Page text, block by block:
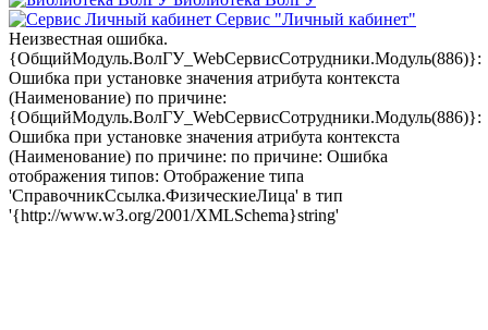
Сервис "Личный кабинет"
Неизвестная ошибка.
{ОбщийМодуль.ВолГУ_WebСервисСотрудники.Модуль(886)}:
Ошибка при установке значения атрибута контекста
(Наименование) по причине:
{ОбщийМодуль.ВолГУ_WebСервисСотрудники.Модуль(886)}:
Ошибка при установке значения атрибута контекста
(Наименование) по причине: по причине: Ошибка
отображения типов: Отображение типа
'СправочникСсылка.ФизическиеЛица' в тип
'{http://www.w3.org/2001/XMLSchema}string'